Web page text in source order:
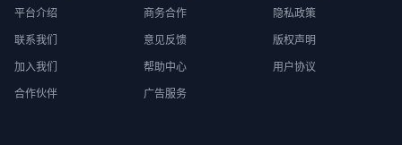
平台介绍
联系我们
加入我们
合作伙伴
商务合作
意见反馈
帮助中心
广告服务
隐私政策
版权声明
用户协议